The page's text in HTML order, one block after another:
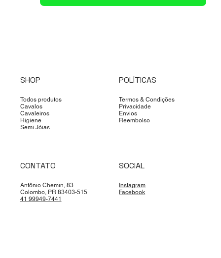
SHOP
Todos produtos
Cavalos
Cavaleiros
Higiene
Semi Jóias
POLÍTICAS
Termos & Condições
Privacidade
Envios
Reembolso
CONTATO
Antônio Chemin, 83
Colombo, PR 83403-515
41 99949-7441
SOCIAL
Instagram
Facebook